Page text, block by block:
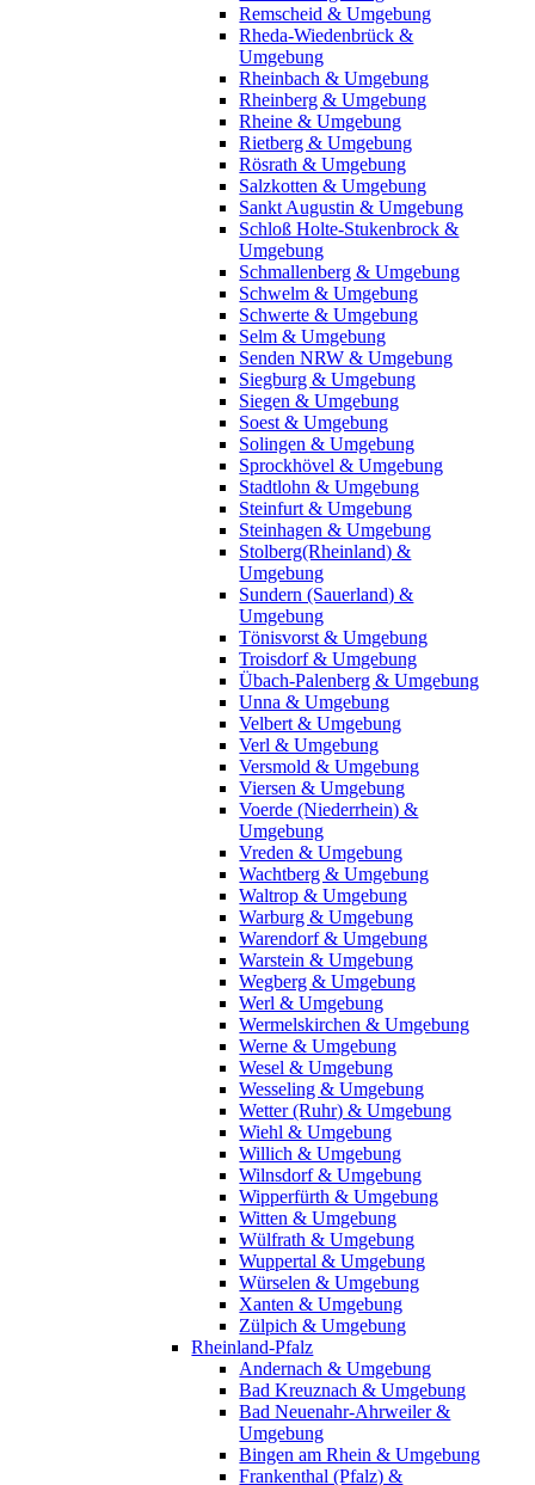
Remscheid & Umgebung
Rheda-Wiedenbrück &
Umgebung
Rheinbach & Umgebung
Rheinberg & Umgebung
Rheine & Umgebung
Rietberg & Umgebung
Rösrath & Umgebung
Salzkotten & Umgebung
Sankt Augustin & Umgebung
Schloß Holte-Stukenbrock &
Umgebung
Schmallenberg & Umgebung
Schwelm & Umgebung
Schwerte & Umgebung
Selm & Umgebung
Senden NRW & Umgebung
Siegburg & Umgebung
Siegen & Umgebung
Soest & Umgebung
Solingen & Umgebung
Sprockhövel & Umgebung
Stadtlohn & Umgebung
Steinfurt & Umgebung
Steinhagen & Umgebung
Stolberg(Rheinland) &
Umgebung
Sundern (Sauerland) &
Umgebung
Tönisvorst & Umgebung
Troisdorf & Umgebung
Übach-Palenberg & Umgebung
Unna & Umgebung
Velbert & Umgebung
Verl & Umgebung
Versmold & Umgebung
Viersen & Umgebung
Voerde (Niederrhein) &
Umgebung
Vreden & Umgebung
Wachtberg & Umgebung
Waltrop & Umgebung
Warburg & Umgebung
Warendorf & Umgebung
Warstein & Umgebung
Wegberg & Umgebung
Werl & Umgebung
Wermelskirchen & Umgebung
Werne & Umgebung
Wesel & Umgebung
Wesseling & Umgebung
Wetter (Ruhr) & Umgebung
Wiehl & Umgebung
Willich & Umgebung
Wilnsdorf & Umgebung
Wipperfürth & Umgebung
Witten & Umgebung
Wülfrath & Umgebung
Wuppertal & Umgebung
Würselen & Umgebung
Xanten & Umgebung
Zülpich & Umgebung
Rheinland-Pfalz
Andernach & Umgebung
Bad Kreuznach & Umgebung
Bad Neuenahr-Ahrweiler &
Umgebung
Bingen am Rhein & Umgebung
Frankenthal (Pfalz) &